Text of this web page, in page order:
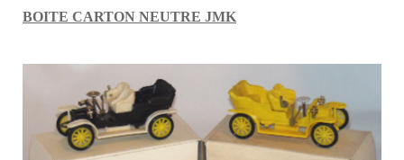
BOITE CARTON NEUTRE JMK